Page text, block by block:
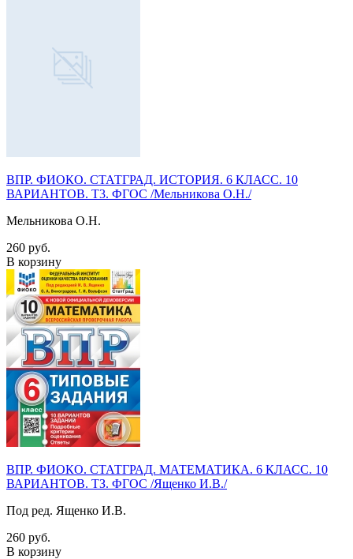
ВПР. ФИОКО. СТАТГРАД. ИСТОРИЯ. 6 КЛАСС. 10
ВАРИАНТОВ. Т3. ФГОС /Мельникова О.Н./
Мельникова О.Н.
260 руб.
В корзину
ВПР. ФИОКО. СТАТГРАД. МАТЕМАТИКА. 6 КЛАСС. 10
ВАРИАНТОВ. ТЗ. ФГОС /Ященко И.В./
Под ред. Ященко И.В.
260 руб.
В корзину